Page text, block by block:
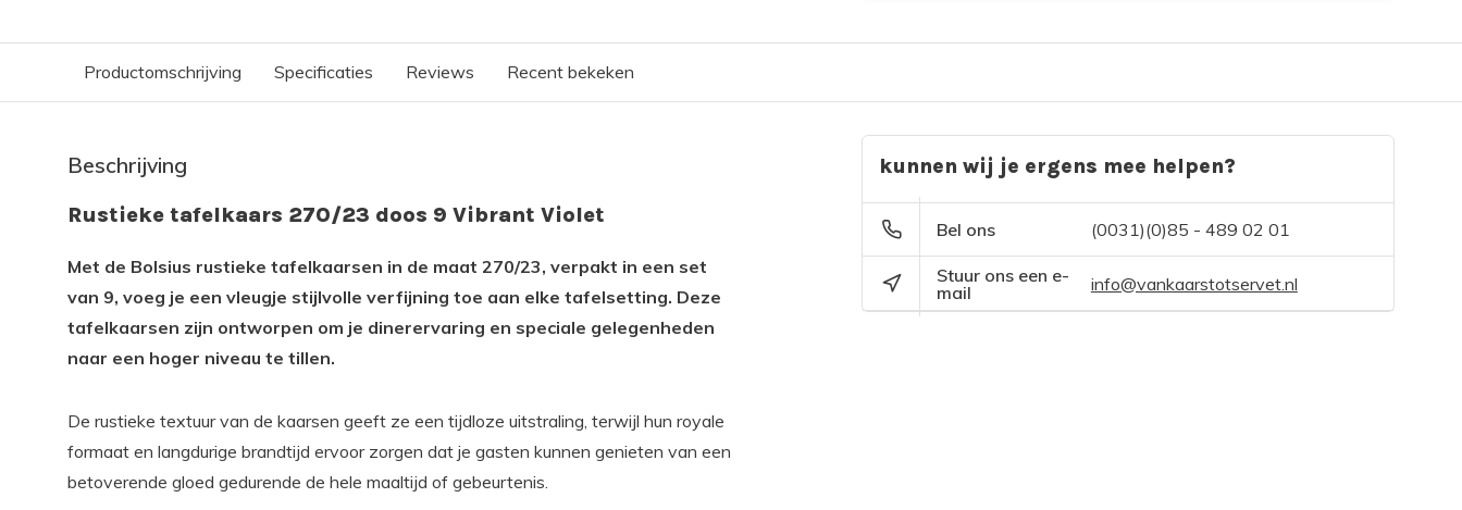
Productomschrijving Specificaties Reviews Recent bekeken
Beschrijving
Rustieke tafelkaars 270/23 doos 9 Vibrant Violet
Met de Bolsius rustieke tafelkaarsen in de maat 270/23, verpakt in een set
van 9, voeg je een vleugje stijlvolle verfijning toe aan elke tafelsetting. Deze
tafelkaarsen zijn ontworpen om je dinerervaring en speciale gelegenheden
naar een hoger niveau te tillen.
De rustieke textuur van de kaarsen geeft ze een tijdloze uitstraling, terwijl hun royale
formaat en langdurige brandtijd ervoor zorgen dat je gasten kunnen genieten van een
betoverende gloed gedurende de hele maaltijd of gebeurtenis.
kunnen wij je ergens mee helpen?
Bel ons (0031)(0)85 - 489 02 01
Stuur ons een e-
mail
info@vankaarstotservet.nl